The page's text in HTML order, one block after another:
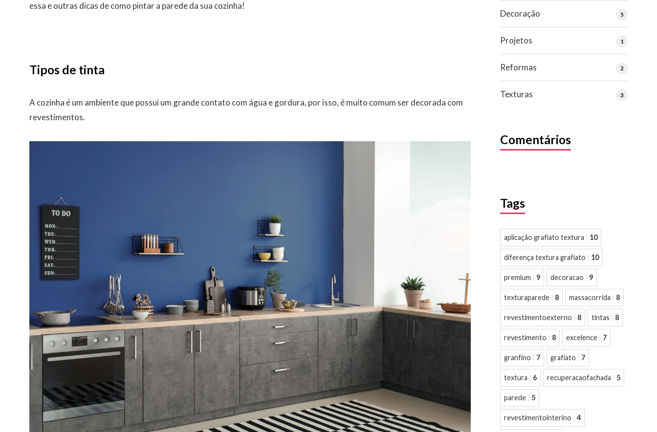
essa e outras dicas de como pintar a parede da sua cozinha!
Tipos de tinta
A cozinha é um ambiente que possui um grande contato com água e gordura, por isso, é muito comum ser decorada com
revestimentos.
Decoração 5
Projetos 1
Reformas 2
Texturas 3
Comentários
Tags
aplicação grafiato textura 10
diferença textura grafiato 10
premium 9 decoracao 9
texturaparede 8 massacorrida 8
revestimentoexterno 8 tintas 8
revestimento 8 excelence 7
granfino 7 grafiato 7
textura 6 recuperacaofachada 5
parede 5
revestimentointerino 4